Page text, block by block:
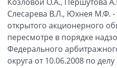
Слесарева В.Л., Юхнея М.Ф. -
открытого акционерного
пересмотре в порядке
Федерального
округа от 10.06.2008 по